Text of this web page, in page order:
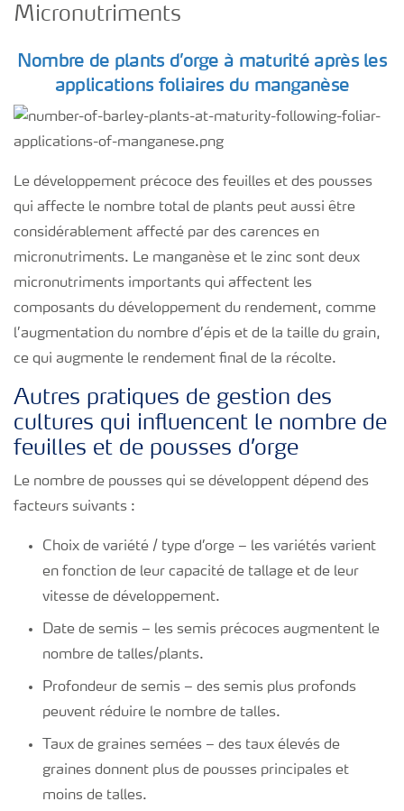
Micronutriments
Nombre de plants d’orge à maturité après les
applications foliaires du manganèse
Le développement précoce des feuilles et des pousses
qui affecte le nombre total de plants peut aussi être
considérablement affecté par des carences en
micronutriments. Le manganèse et le zinc sont deux
micronutriments importants qui affectent les
composants du développement du rendement, comme
l’augmentation du nombre d’épis et de la taille du grain,
ce qui augmente le rendement final de la récolte.
Autres pratiques de gestion des
cultures qui influencent le nombre de
feuilles et de pousses d’orge
Le nombre de pousses qui se développent dépend des
facteurs suivants :
Choix de variété / type d’orge – les variétés varient
en fonction de leur capacité de tallage et de leur
vitesse de développement.
Date de semis – les semis précoces augmentent le
nombre de talles/plants.
Profondeur de semis – des semis plus profonds
peuvent réduire le nombre de talles.
Taux de graines semées – des taux élevés de
graines donnent plus de pousses principales et
moins de talles.